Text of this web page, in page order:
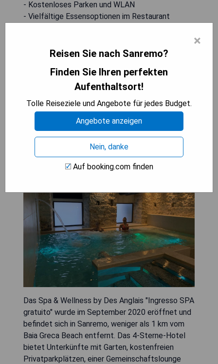
- Kostenloses Parken und WLAN
- Vielfältige Essensoptionen im Restaurant
Annehmlichkeiten
PREISE ANZEIGEN
Spa & Wellness by Des Anglais
Ingresso SPA gratuito
Das Spa & Wellness by Des Anglais "Ingresso SPA
gratuito" wurde im September 2020 eröffnet und
befindet sich in Sanremo, weniger als 1 km vom
Baia Greca Beach entfernt. Das 4-Sterne-Hotel
bietet Unterkünfte mit Garten, kostenfreien
Privatparkplätzen, einer Gemeinschaftslounge
×
Reisen Sie nach Sanremo?
Finden Sie Ihren perfekten
Aufenthaltsort!
Tolle Reiseziele und Angebote für jedes Budget.
Angebote anzeigen
Nein, danke
Auf booking.com finden